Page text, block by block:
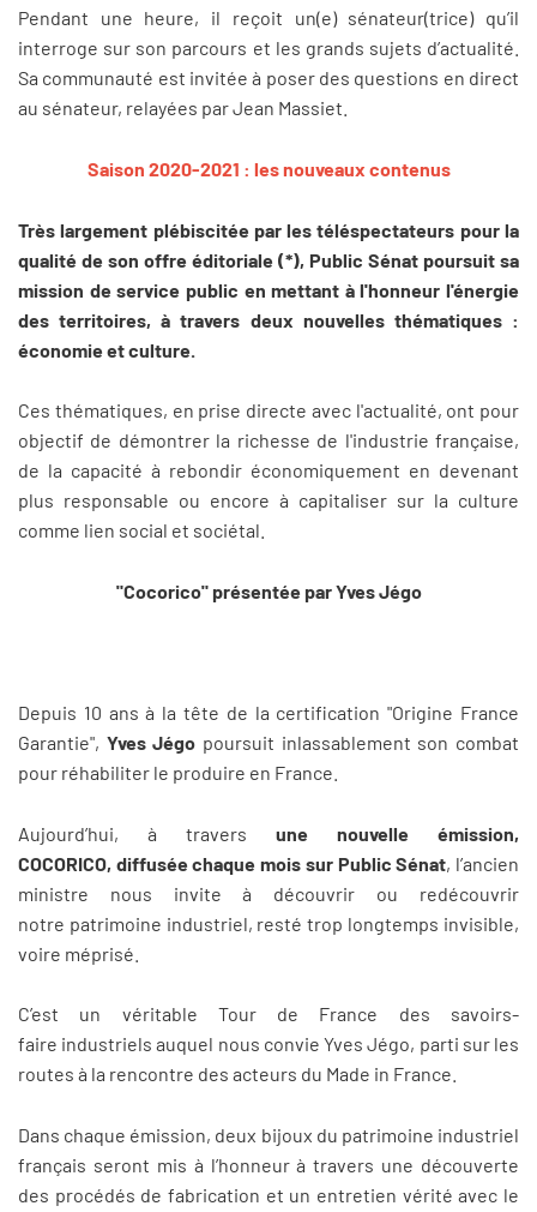
Pendant une heure, il reçoit un(e) sénateur(trice) qu’il
interroge sur son parcours et les grands sujets d’actualité.
Sa communauté est invitée à poser des questions en direct
au sénateur, relayées par Jean Massiet.
Saison 2020-2021 : les nouveaux contenus
Très largement plébiscitée par les téléspectateurs pour la
qualité de son offre éditoriale (*), Public Sénat poursuit sa
mission de service public en mettant à l'honneur l'énergie
des territoires, à travers deux nouvelles thématiques :
économie et culture.
Ces thématiques, en prise directe avec l'actualité, ont pour
objectif de démontrer la richesse de l'industrie française,
de la capacité à rebondir économiquement en devenant
plus responsable ou encore à capitaliser sur la culture
comme lien social et sociétal.
"Cocorico" présentée par Yves Jégo
Depuis 10 ans à la tête de la certification "Origine France
Garantie", Yves Jégo poursuit inlassablement son combat
pour réhabiliter le produire en France.
Aujourd’hui, à travers une nouvelle émission,
COCORICO, diffusée chaque mois sur Public Sénat, l’ancien
ministre nous invite à découvrir ou redécouvrir
notre patrimoine industriel, resté trop longtemps invisible,
voire méprisé.
C’est un véritable Tour de France des savoirs-
faire industriels auquel nous convie Yves Jégo, parti sur les
routes à la rencontre des acteurs du Made in France.
Dans chaque émission, deux bijoux du patrimoine industriel
français seront mis à l’honneur à travers une découverte
des procédés de fabrication et un entretien vérité avec le